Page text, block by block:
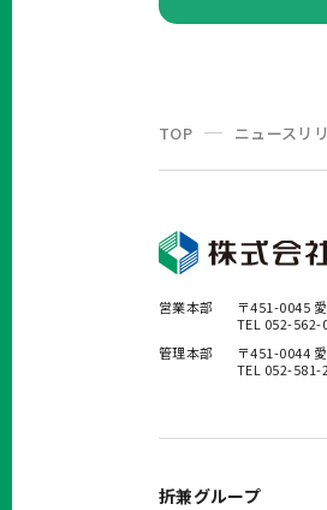
TOP ニュースリ
営業本部
〒451-0045
TEL 052-562-
管理本部
〒451-0044
TEL 052-581-
折兼グループ